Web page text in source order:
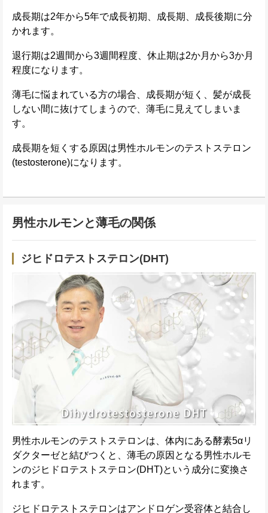
成長期は2年から5年で成長初期、成長期、成長後期に分
かれます。
退行期は2週間から3週間程度、休止期は2か月から3か月
程度になります。
薄毛に悩まれている方の場合、成長期が短く、髪が成長
しない間に抜けてしまうので、薄毛に見えてしまいま
す。
成長期を短くする原因は男性ホルモンのテストステロン
(testosterone)になります。
男性ホルモンと薄毛の関係
ジヒドロテストステロン(DHT)
男性ホルモンのテストステロンは、体内にある酵素5αリ
ダクターゼと結びつくと、薄毛の原因となる男性ホルモ
ンのジヒドロテストステロン(DHT)という成分に変換さ
れます。
ジヒドロテストステロンはアンドロゲン受容体と結合し